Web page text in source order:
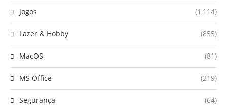
Jogos (1,114)
Lazer & Hobby (855)
MacOS (81)
MS Office (219)
Segurança (64)